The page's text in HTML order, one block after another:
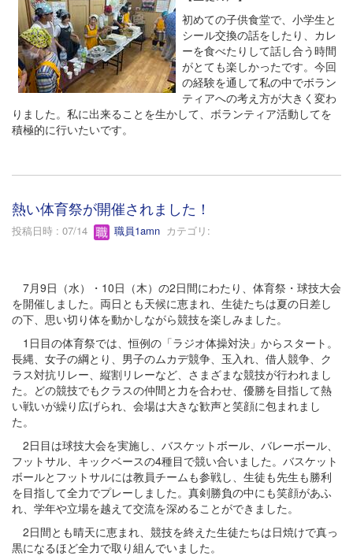
初めての子供食堂で、小学生と
シール交換の話をしたり、カレ
ーを食べたりして話し合う時間
がとても楽しかったです。今回
の経験を通して私の中でボラン
ティアへの考え方が大きく変わ
りました。私に出来ることを生かして、ボランティア活動してを
積極的に行いたいです。
熱い体育祭が開催されました！
投稿日時 : 07/14 職員1amn カテゴリ:
7月9日（水）・10日（木）の2日間にわたり、体育祭・球技大会
を開催しました。両日とも天候に恵まれ、生徒たちは夏の日差し
の下、思い切り体を動かしながら競技を楽しみました。
1日目の体育祭では、恒例の「ラジオ体操対決」からスタート。
長縄、女子の綱とり、男子のムカデ競争、玉入れ、借人競争、ク
ラス対抗リレー、縦割リレーなど、さまざまな競技が行われまし
た。どの競技でもクラスの仲間と力を合わせ、優勝を目指して熱
い戦いが繰り広げられ、会場は大きな歓声と笑顔に包まれまし
た。
2日目は球技大会を実施し、バスケットボール、バレーボール、
フットサル、キックベースの4種目で競い合いました。バスケット
ボールとフットサルには教員チームも参戦し、生徒も先生も勝利
を目指して全力でプレーしました。真剣勝負の中にも笑顔があふ
れ、学年や立場を越えて交流を深めることができました。
2日間とも晴天に恵まれ、競技を終えた生徒たちは日焼けで真っ
黒になるほど全力で取り組んでいました。